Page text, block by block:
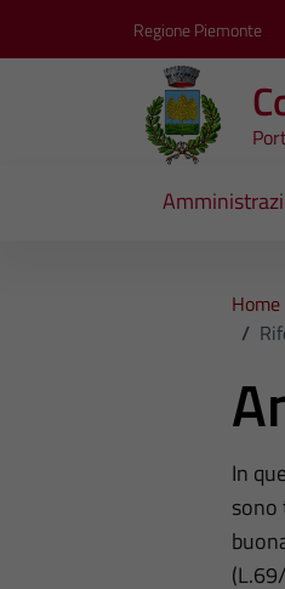
Regione Piemonte
Home
/
In
sono